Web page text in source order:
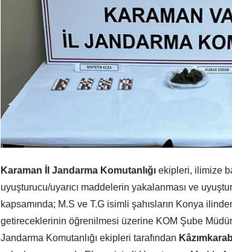
Karaman İl Jandarma Komutanlığı ekipleri, ilimize
uyuşturucu/uyarıcı maddelerin yakalanması ve
kapsamında; M.S ve T.G isimli şahısların Konya
getireceklerinin öğrenilmesi üzerine KOM Şube
Jandarma Komutanlığı ekipleri tarafından